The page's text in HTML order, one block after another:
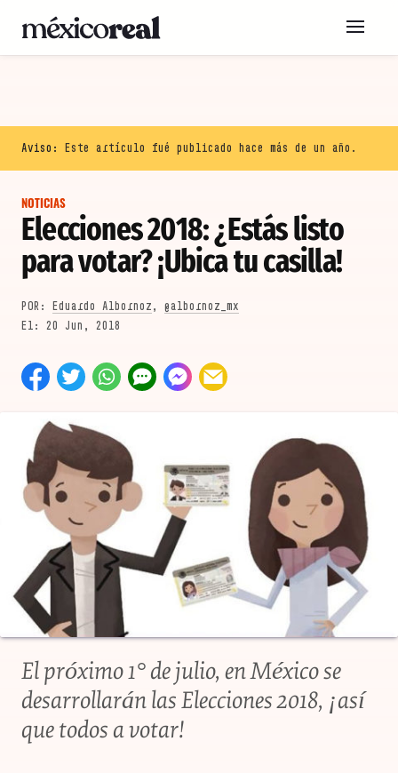
Aviso: Este artículo fué publicado hace más de un año.
NOTICIAS
Elecciones 2018: ¿Estás listo
para votar? ¡Ubica tu casilla!
POR: Eduardo Albornoz , @albornoz_mx
20 Jun, 2018
El próximo 1° de julio, en México se
desarrollarán las Elecciones 2018, ¡así
que todos a votar!